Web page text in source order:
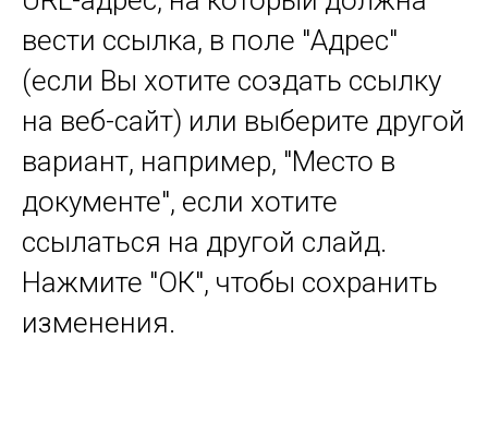
вести ссылка, в поле "Адрес"
(если Вы хотите создать ссылку
на веб-сайт) или выберите другой
вариант, например, "Место в
документе", если хотите
ссылаться на другой слайд.
Нажмите "ОК", чтобы сохранить
изменения.